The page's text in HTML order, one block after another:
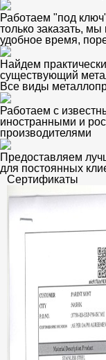
Работаем "под
только заказать,
удобное время,
Найдем
существующий
Все виды
Работаем с
иностранными и
производителями
Предоставляем
для постоянных
Сертификаты